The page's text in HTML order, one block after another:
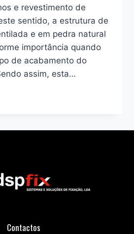
e revestimento de
sentido, a estrutura de
e em pedra natural
importância quando
de acabamento do
assim, esta…
Contactos